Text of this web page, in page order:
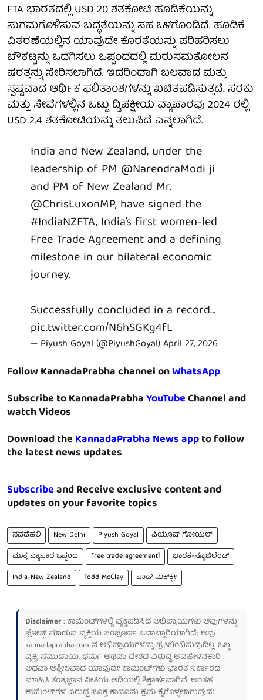
FTA ಭಾರತದಲ್ಲಿ USD 20 ಶತಕೋಟಿ ಹೂಡಿಕೆಯನ್ನು
ಸುಗಮಗೊಳಿಸುವ ಬದ್ಧತೆಯನ್ನು ಸಹ ಒಳಗೊಂಡಿದೆ. ಹೂಡಿಕೆ
ವಿತರಣೆಯಲ್ಲಿನ ಯಾವುದೇ ಕೊರತೆಯನ್ನು ಪರಿಹರಿಸಲು
ಚೌಕಟ್ಟನ್ನು ಒದಗಿಸಲು ಒಪ್ಪಂದದಲ್ಲಿ ಮರುಸಮತೋಲನ
ಷರತ್ತನ್ನು ಸೇರಿಸಲಾಗಿದೆ. ಇದರಿಂದಾಗಿ ಬಲವಾದ ಮತ್ತು
ಸ್ಪಷ್ಟವಾದ ಆರ್ಥಿಕ ಫಲಿತಾಂಶಗಳನ್ನು ಖಚಿತಪಡಿಸುತ್ತದೆ. ಸರಕು
ಮತ್ತು ಸೇವೆಗಳಲ್ಲಿನ ಒಟ್ಟು ದ್ವಿಪಕ್ಷೀಯ ವ್ಯಾಪಾರವು 2024 ರಲ್ಲಿ
USD 2.4 ಶತಕೋಟಿಯನ್ನು ತಲುಪಿದೆ ಎನ್ನಲಾಗಿದೆ.
India and New Zealand, under the
leadership of PM @NarendraModi ji
and PM of New Zealand Mr.
@ChrisLuxonMP, have signed the
#IndiaNZFTA, India’s first women-led
Free Trade Agreement and a defining
milestone in our bilateral economic
journey.
Successfully concluded in a record…
pic.twitter.com/N6hSGKg4fL
— Piyush Goyal (@PiyushGoyal)April 27, 2026
Follow KannadaPrabha channel onWhatsApp
Subscribe to KannadaPrabhaYouTubeChannel and
watch Videos
Download theKannadaPrabha News appto follow
the latest news updates
Subscribeand Receive exclusive content and
updates on your favorite topics
ನವದೆಹಲಿ New Delhi Piyush Goyal
ಪಿಯೂಷ್ ಗೋಯಲ್
ಮುಕ್ತ ವ್ಯಾಪಾರ ಒಪ್ಪಂದ
free trade agreement]
ಭಾರತ-ನ್ಯೂಜಿಲೆಂಡ್
India-New Zealand
Todd McClay ಟಾಡ್ ಮೆಕ್‌ಕ್ಲೇ
Disclaimer: ಕಾಮೆಂಟ್‌ಗಳಲ್ಲಿ ವ್ಯಕ್ತಪಡಿಸಿದ ಅಭಿಪ್ರಾಯಗಳು ಅವುಗಳನ್ನು
ಪೋಸ್ಟ್ ಮಾಡುವ ವ್ಯಕ್ತಿಯ ಸಂಪೂರ್ಣ ಜವಾಬ್ದಾರಿಯಾಗಿದೆ; ಅವು
kannadaprabha.com ನ ಅಭಿಪ್ರಾಯಗಳನ್ನು ಪ್ರತಿಬಿಂಬಿಸುವುದಿಲ್ಲ. ಒಬ್ಬ
ವ್ಯಕ್ತಿ, ಸಮುದಾಯ, ಧರ್ಮ ಅಥವಾ ದೇಶದ ವಿರುದ್ಧ ಅವಹೇಳನಕಾರಿ
ಅಥವಾ ಅಶ್ಲೀಲವಾದ ಯಾವುದೇ ಕಾಮೆಂಟ್‌ಗಳು ಭಾರತ ಸರ್ಕಾರದ
ಮಾಹಿತಿ ತಂತ್ರಜ್ಞಾನ ನೀತಿಯ ಅಡಿಯಲ್ಲಿ ಶಿಕ್ಷಾರ್ಹವಾಗಿವೆ. ಅಂತಹ
ಕಾಮೆಂಟ್‌ಗಳ ವಿರುದ್ಧ ಸೂಕ್ತ ಕಾನೂನು ಕ್ರಮ ಕೈಗೊಳ್ಳಲಾಗುವುದು.